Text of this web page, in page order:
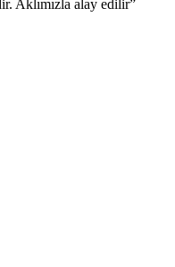
Aklımızla alay edilir”